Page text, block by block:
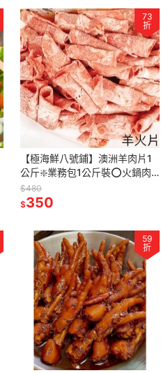
73
折
【極海鮮八號鋪】澳洲羊肉片1
公斤❇️業務包1公斤裝⭕火鍋肉
片⭕燒烤片👌不論煎、煮、炒、
火鍋、泡麵、烤肉都超適合
$480
$350
59
折